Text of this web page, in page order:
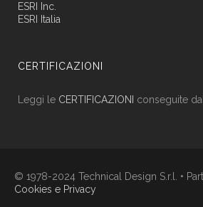
ESRI Inc.
ESRI Italia
CERTIFICAZIONI
Leggi le CERTIFICAZIONI conseguite
© 1978-2024 Technical Design S.r.l. •
Cookies e Privacy